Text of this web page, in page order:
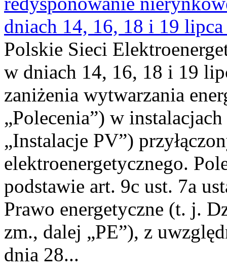
dniach 14, 16, 18 i 19
Polskie Sieci
w dniach 14, 16, 18 i 19
zaniżenia wytwarzania
„Polecenia”) w
„Instalacje PV”)
elektroenergetycznego.
podstawie art. 9c ust. 7a
Prawo energetyczne (t. j.
zm., dalej „PE”), z
dnia 28...